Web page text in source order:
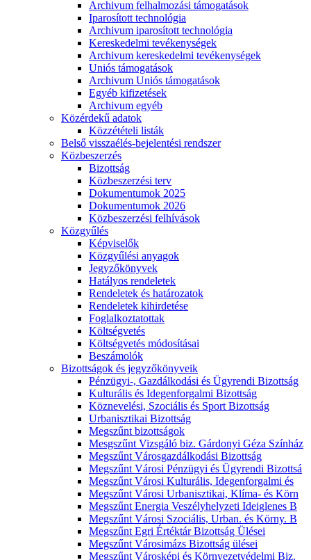
Archivum felhalmozási támogatások
Iparosított technológia
Archivum iparosított technológia
Kereskedelmi tevékenységek
Archivum kereskedelmi tevékenységek
Uniós támogatások
Archivum Uniós támogatások
Egyéb kifizetések
Archivum egyéb
Közérdekű adatok
Közzétételi listák
Belső visszaélés-bejelentési rendszer
Közbeszerzés
Bizottság
Közbeszerzési terv
Dokumentumok 2025
Dokumentumok 2026
Közbeszerzési felhívások
Közgyűlés
Képviselők
Közgyűlési anyagok
Jegyzőkönyvek
Hatályos rendeletek
Rendeletek és határozatok
Rendeletek kihirdetése
Foglalkoztatottak
Költségvetés
Költségvetés módosításai
Beszámolók
Bizottságok és jegyzőkönyveik
Pénzügyi-, Gazdálkodási és Ügyrendi Bizottság
Kulturális és Idegenforgalmi Bizottság
Köznevelési, Szociális és Sport Bizottság
Urbanisztikai Bizottság
Megszűnt bizottságok
Mesgszűnt Vizsgáló biz. Gárdonyi Géza Színház
Megszűnt Városgazdálkodási Bizottság
Megszűnt Városi Pénzügyi és Ügyrendi Bizottsá
Megszűnt Városi Kulturális, Idegenforgalmi és
Megszűnt Városi Urbanisztikai, Klíma- és Körn
Megszűnt Energia Veszélyhelyzeti Ideiglenes B
Megszűnt Városi Szociális, Urban. és Körny. B
Megszűnt Egri Értéktár Bizottság Ülései
Megszűnt Városimázs Bizottság ülései
Megszűnt Városképi és Környezetvédelmi Biz.